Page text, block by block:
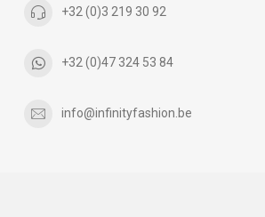
+32 (0)3 219 30 92
+32 (0)47 324 53 84
info@infinityfashion.be